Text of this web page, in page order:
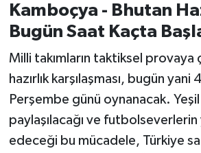
Kamboçya - Bhutan
Bugün Saat Kaçta
Milli takımların taktiksel provaya
hazırlık karşılaşması, bugün
Perşembe günü oynanacak.
paylaşılacağı ve futbolseverlerin
edeceği bu mücadele, Türkiye
Manyas
OLAY
Resmi İlanlar